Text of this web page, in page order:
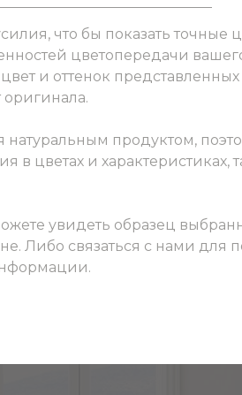
что бы показать точные
цветопередачи
и оттенок
оригинала.
натуральным продуктом,
в цветах и характеристиках,
увидеть образец
Либо связаться с нами для